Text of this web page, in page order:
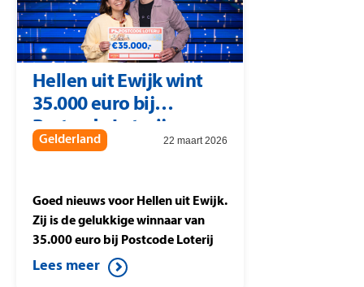
Loterij Miljoenenjacht. Ook de
buren uit Heiligerlee die
meespelen met postcode 9677 PJ
vallen in de prijzen. Zij
winnen 10.894 euro per lot
waarmee zij meespelen in de
Postcode Loterij.
Hellen uit Ewijk wint
35.000 euro bij
Postcode Loterij
Miljoenenjacht
Gelderland 22 maart 2026
Goed nieuws voor Hellen uit Ewijk.
Zij is de gelukkige winnaar van
35.000 euro bij Postcode Loterij
Miljoenenjacht. Ze speelt de halve
finale tegen Berteld uit Gorssel en
Lees meer